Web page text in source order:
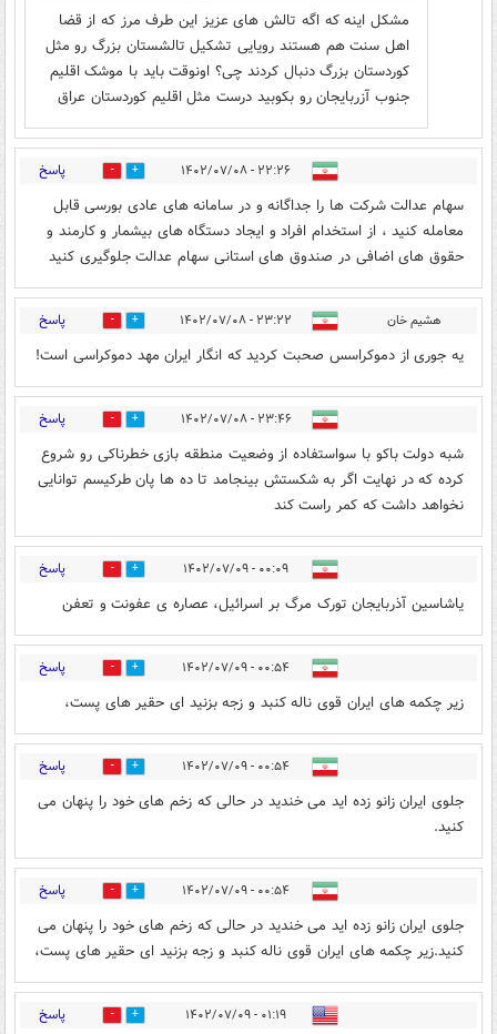
مشکل اینه که اگه تالش های عزیز این طرف مرز که از قضا
اهل سنت هم هستند رویایی تشکیل تالشستان بزرگ رو مثل
کوردستان بزرگ دنبال کردند چی؟ اونوقت باید با موشک اقلیم
جنوب آزربایجان رو بکوبید درست مثل اقلیم کوردستان عراق
۲۲:۲۶ - ۱۴۰۲/۰۷/۰۸ 7 پاسخ
سهام عدالت شرکت ها را جداگانه و در سامانه های عادی بورسی قابل
معامله کنید ، از استخدام افراد و ایجاد دستگاه های بیشمار و کارمند و
حقوق های اضافی در صندوق های استانی سهام عدالت جلوگیری کنید
هشیم خان ۲۳:۲۲ - ۱۴۰۲/۰۷/۰۸ 5 پاسخ
یه جوری از دموکراسس صحبت کردید که انگار ایران مهد دموکراسی است!
۲۳:۴۶ - ۱۴۰۲/۰۷/۰۸ 6 پاسخ
شبه دولت باکو با سواستفاده از وضعیت منطقه بازی خطرناکی رو شروع
کرده که در نهایت اگر به شکستش بینجامد تا ده ها پان طرکیسم توانایی
نخواهد داشت که کمر راست کند
۰۰:۰۹ - ۱۴۰۲/۰۷/۰۹ 5 پاسخ
یاشاسین آذربایجان تورک مرگ بر اسرائیل، عصاره ی عفونت و تعفن
۰۰:۵۴ - ۱۴۰۲/۰۷/۰۹ 3 پاسخ
زیر چکمه های ایران قوی ناله کنبد و زجه بزنید ای حقیر های پست،
۰۰:۵۴ - ۱۴۰۲/۰۷/۰۹ 3 پاسخ
جلوی ایران زانو زده اید می خندید در حالی که زخم های خود را پنهان می
کنید.
۰۰:۵۴ - ۱۴۰۲/۰۷/۰۹ 3 پاسخ
جلوی ایران زانو زده اید می خندید در حالی که زخم های خود را پنهان می
کنید.زیر چکمه های ایران قوی ناله کنبد و زجه بزنید ای حقیر های پست،
۰۱:۱۹ - ۱۴۰۲/۰۷/۰۹ 4 پاسخ